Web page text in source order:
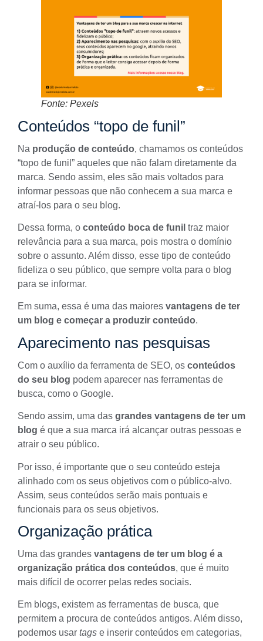
Fonte: Pexels
Conteúdos “topo de funil”
Na produção de conteúdo, chamamos os conteúdos
“topo de funi l” aqueles que não falam diretamente da
marca. Sendo assim, eles são mais voltados para
informar pessoas que não conhecem a sua marca e
atraí-los para o seu blog.
Dessa forma, o conteúdo boca de funil traz maior
relevância para a sua marca, pois mostra o domínio
sobre o assunto. Além disso, esse tipo de conteúdo
fideliza o seu público, que sempre volta para o blog
para se informar.
Em suma, essa é uma das maiores vantagens de ter
um blog e começar a produzir conteúdo.
Aparecimento nas pesquisas
Com o auxílio da ferramenta de SEO, os conteúdos
do seu blog podem aparecer nas ferramentas de
busca, como o Google.
Sendo assim, uma das grandes vantagens de ter um
blog é que a sua marca irá alcançar outras pessoas e
atrair o seu público.
Por isso, é importante que o seu conteúdo esteja
alinhado com os seus objetivos com o público-alvo.
Assim, seus conteúdos serão mais pontuais e
funcionais para os seus objetivos.
Organização prática
Uma das grandes vantagens de ter um blog é a
organização prática dos conteúdos, que é muito
mais difícil de ocorrer pelas redes sociais.
Em blogs, existem as ferramentas de busca, que
permitem a procura de conteúdos antigos. Além disso,
podemos usar tags e inserir conteúdos em categorias,